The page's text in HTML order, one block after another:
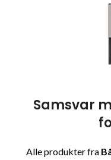
Samsvar
Alle produkter fra